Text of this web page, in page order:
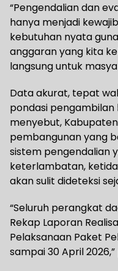
“Pengendalian dan
hanya menjadi
kebutuhan nyata
anggaran yang kita
langsung untuk
Data akurat, tepat
pondasi pengambilan
menyebut,
pembangunan yang
sistem pengendalian
keterlambatan,
akan sulit dideteksi
“Seluruh perangkat
Rekap Laporan
Pelaksanaan Paket
sampai 30 April